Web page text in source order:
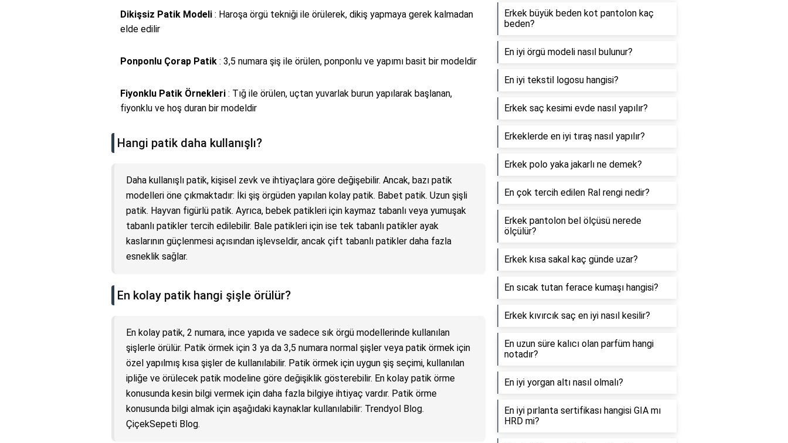
Dikişsiz Patik Modeli : Haroşa örgü tekniği ile örülerek, dikiş yapmaya gerek kalmadan
elde edilir
Ponponlu Çorap Patik : 3,5 numara şiş ile örülen, ponponlu ve yapımı basit bir modeldir
Fiyonklu Patik Örnekleri : Tığ ile örülen, uçtan yuvarlak burun yapılarak başlanan,
fiyonklu ve hoş duran bir modeldir
Hangi patik daha kullanışlı?
Daha kullanışlı patik, kişisel zevk ve ihtiyaçlara göre değişebilir. Ancak, bazı patik
modelleri öne çıkmaktadır: İki şiş örgüden yapılan kolay patik. Babet patik. Uzun şişli
patik. Hayvan figürlü patik. Ayrıca, bebek patikleri için kaymaz tabanlı veya yumuşak
tabanlı patikler tercih edilebilir. Bale patikleri için ise tek tabanlı patikler ayak
kaslarının güçlenmesi açısından işlevseldir, ancak çift tabanlı patikler daha fazla
esneklik sağlar.
En kolay patik hangi şişle örülür?
En kolay patik, 2 numara, ince yapıda ve sadece sık örgü modellerinde kullanılan
şişlerle örülür. Patik örmek için 3 ya da 3,5 numara normal şişler veya patik örmek için
özel yapılmış kısa şişler de kullanılabilir. Patik örmek için uygun şiş seçimi, kullanılan
ipliğe ve örülecek patik modeline göre değişiklik gösterebilir. En kolay patik örme
konusunda kesin bilgi vermek için daha fazla bilgiye ihtiyaç vardır. Patik örme
konusunda bilgi almak için aşağıdaki kaynaklar kullanılabilir: Trendyol Blog.
ÇiçekSepeti Blog.
Erkek büyük beden kot pantolon kaç
beden?
En iyi örgü modeli nasıl bulunur?
En iyi tekstil logosu hangisi?
Erkek saç kesimi evde nasıl yapılır?
Erkeklerde en iyi tıraş nasıl yapılır?
Erkek polo yaka jakarlı ne demek?
En çok tercih edilen Ral rengi nedir?
Erkek pantolon bel ölçüsü nerede
ölçülür?
Erkek kısa sakal kaç günde uzar?
En sıcak tutan ferace kumaşı hangisi?
Erkek kıvırcık saç en iyi nasıl kesilir?
En uzun süre kalıcı olan parfüm hangi
notadır?
En iyi yorgan altı nasıl olmalı?
En iyi pırlanta sertifikası hangisi GIA mı
HRD mi?